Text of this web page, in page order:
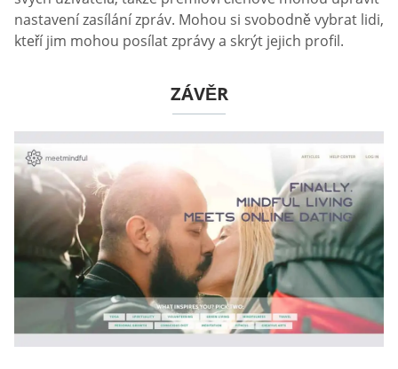
nastavení zasílání zpráv. Mohou si svobodně vybrat lidi,
kteří jim mohou posílat zprávy a skrýt jejich profil.
ZÁVĚR